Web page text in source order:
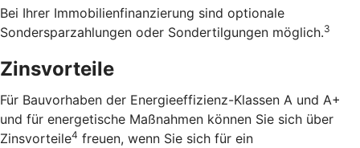
Bei Ihrer Immobilienfinanzierung sind optionale
Sondersparzahlungen oder Sondertilgungen möglich.3
Zinsvorteile
Für Bauvorhaben der Energieeffizienz-Klassen A und A+
und für energetische Maßnahmen können Sie sich über
Zinsvorteile4 freuen, wenn Sie sich für ein